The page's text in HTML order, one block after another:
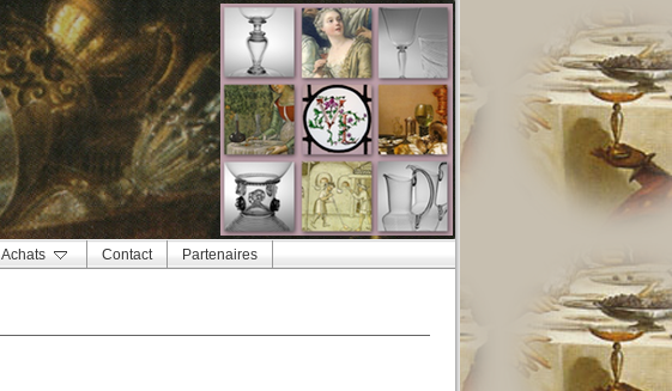
Achats Contact Partenaires